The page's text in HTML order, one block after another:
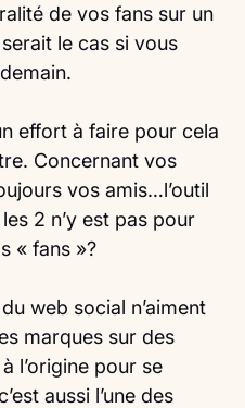
de vos fans sur un
le cas si vous
effort à faire pour cela
Concernant vos
vos amis…l’outil
2 n’y est pas pour
fans »?
web social n’aiment
marques sur des
l’origine pour se
aussi l’une des